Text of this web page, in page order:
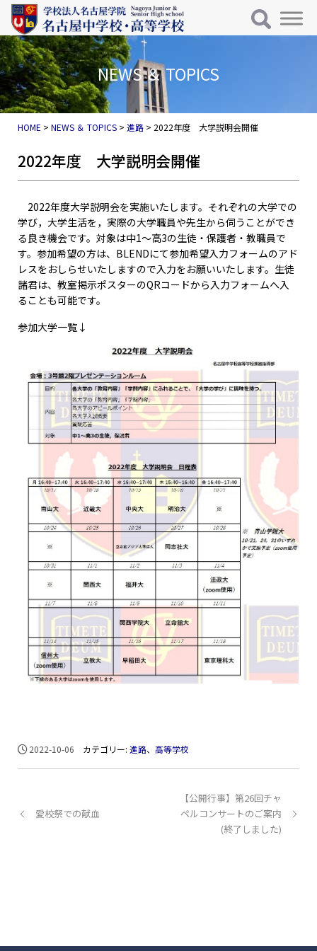
コンテンツへスキップ
メインナビゲーション
NEWS ＆ TOPICS
HOME >NEWS ＆ TOPICS >進路 > 2022年度 大学説明会開催
2022年度 大学説明会開催
2022年度大学説明会を実施いたします。それぞれの大学での
学び，大学生活を，実際の大学職員や先生から伺うことができ
る良き機会です。対象は中1～高3の生徒・保護者・教職員で
す。参加希望の方は、BLENDにて参加希望入力フォームのアド
レスをおしらせいたしますので入力をお願いいたします。生徒
諸君は、教室掲示ポスターのQRコードから入力フォームへ入
ることも可能です。
参加大学一覧↓
2022-10-06 カテゴリー:進路、高等学校
愛校祭での献血
【公開行事】第26回チャ
ペルコンサートのご案内
(終了しました)